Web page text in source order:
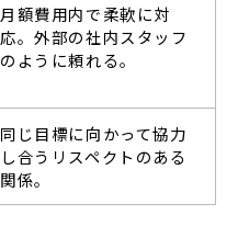
月額費用内で柔軟に対
応。外部の社内スタッフ
のように頼れる。
同じ目標に向かって協力
し合うリスペクトのある
関係。